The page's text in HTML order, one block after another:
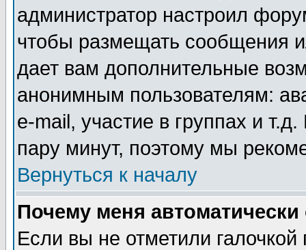
администратор настроил
чтобы размещать сообщения
дает вам дополнительные
анонимным пользователям:
e-mail, участие в группах и
пару минут, поэтому мы
Вернуться к началу
Почему меня автоматически
Если вы не отметили галочкой